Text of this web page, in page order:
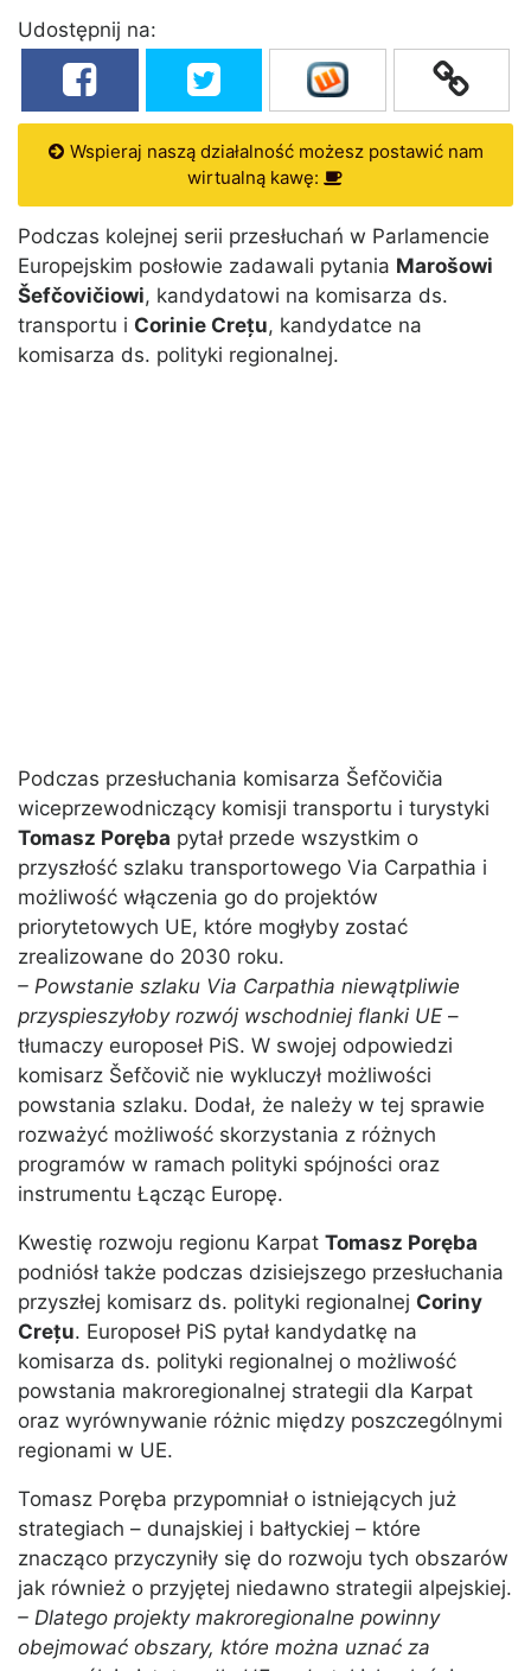
Udostępnij na:
Wspieraj naszą działalność możesz postawić nam
wirtualną kawę:
Podczas kolejnej serii przesłuchań w Parlamencie
Europejskim posłowie zadawali pytania Marošowi
Šefčovičiowi, kandydatowi na komisarza ds.
transportu i Corinie Crețu, kandydatce na
komisarza ds. polityki regionalnej.
Podczas przesłuchania komisarza Šefčovičia
wiceprzewodniczący komisji transportu i turystyki
Tomasz Poręba pytał przede wszystkim o
przyszłość szlaku transportowego Via Carpathia i
możliwość włączenia go do projektów
priorytetowych UE, które mogłyby zostać
zrealizowane do 2030 roku.
– Powstanie szlaku Via Carpathia niewątpliwie
przyspieszyłoby rozwój wschodniej flanki UE –
tłumaczy europoseł PiS. W swojej odpowiedzi
komisarz Šefčovič nie wykluczył możliwości
powstania szlaku. Dodał, że należy w tej sprawie
rozważyć możliwość skorzystania z różnych
programów w ramach polityki spójności oraz
instrumentu Łącząc Europę.
Kwestię rozwoju regionu Karpat Tomasz Poręba
podniósł także podczas dzisiejszego przesłuchania
przyszłej komisarz ds. polityki regionalnej Coriny
Crețu. Europoseł PiS pytał kandydatkę na
komisarza ds. polityki regionalnej o możliwość
powstania makroregionalnej strategii dla Karpat
oraz wyrównywanie różnic między poszczególnymi
regionami w UE.
Tomasz Poręba przypomniał o istniejących już
strategiach – dunajskiej i bałtyckiej – które
znacząco przyczyniły się do rozwoju tych obszarów
jak również o przyjętej niedawno strategii alpejskiej.
– Dlatego projekty makroregionalne powinny
obejmować obszary, które można uznać za